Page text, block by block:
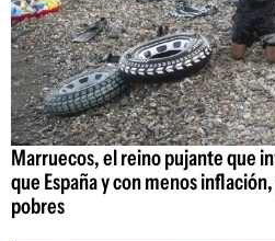
Marruecos, el reino pujante que
que España y con menos
pobres